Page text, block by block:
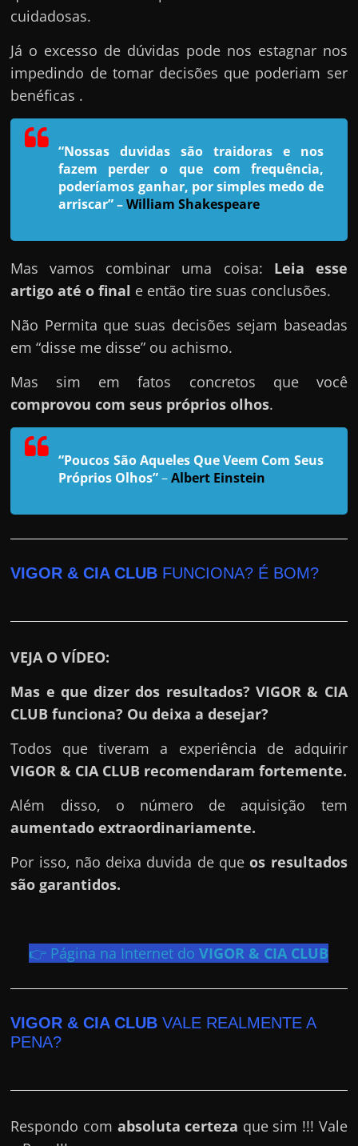
o
?
P
e
n
s
c
o
m
o
a
n
h
m
d
i
i
o
e
x
t
a
?
J
á
o
u
e
n
cuidadosas.
Já o excesso de dúvidas pode nos estagnar nos
impedindo de tomar decisões que poderiam ser
benéficas .
“Nossas duvidas são traidoras e nos
fazem perder o que com frequência,
poderíamos ganhar, por simples medo de
arriscar”–William Shakespeare
Mas vamos combinar uma coisa: Leia esse
artigo até o final e então tire suas conclusões.
Não Permita que suas decisões sejam baseadas
em “disse me disse” ou achismo.
Mas sim em fatos concretos que você
comprovou com seus próprios olhos.
“Poucos São Aqueles Que Veem Com Seus
Próprios Olhos”–Albert Einstein
VIGOR & CIA CLUB FUNCIONA? É BOM?
VEJA O VÍDEO:
Mas e que dizer dos resultados? VIGOR & CIA
CLUB funciona? Ou deixa a desejar?
Todos que tiveram a experiência de adquirir
VIGOR & CIA CLUB recomendaram fortemente.
Além disso, o número de aquisição tem
aumentado extraordinariamente.
Por isso, não deixa duvida de queos resultados
são garantidos.
👉 Página na Internet doVIGOR & CIA CLUB
VIGOR & CIA CLUB VALE REALMENTE A
PENA?
Respondo com absoluta certeza que sim !!! Vale